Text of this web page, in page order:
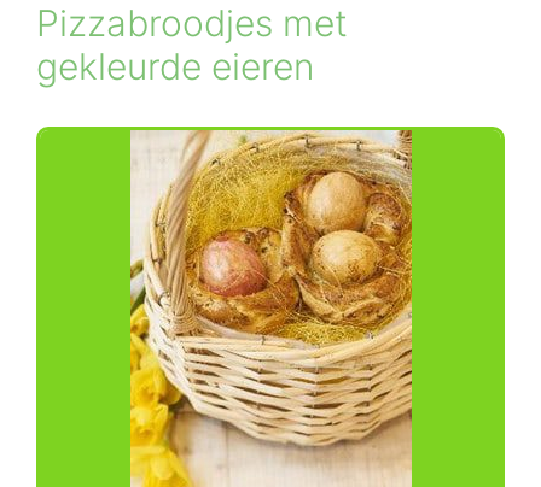
Pizzabroodjes met
gekleurde eieren